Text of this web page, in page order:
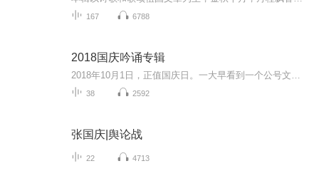
167 6788
2018国庆吟诵专辑
38 2592
张国庆|舆论战
22 4713